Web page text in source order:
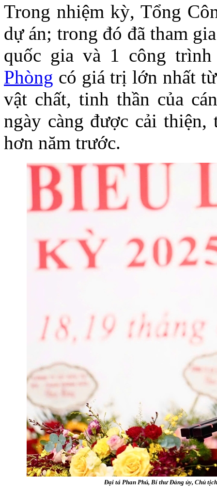
Trong nhiệm kỳ, Tổng
dự án; trong đó đã tham
quốc gia và 1 công
Phòng có giá trị lớn nhất
vật chất, tinh thần của
ngày càng được cải thiện,
hơn năm trước.
Đại tá Phan Phú, Bí thư Đảng ủy, Chủ